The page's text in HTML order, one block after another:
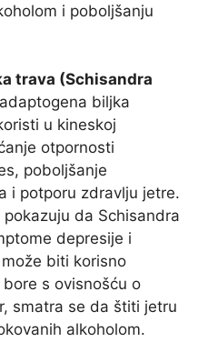
i poboljšanju
trava (Schisandra
biljka
u kineskoj
otpornosti
poboljšanje
i potporu zdravlju jetre.
da Schisandra
depresije i
biti korisno
s ovisnošću o
smatra se da štiti jetru
alkoholom.